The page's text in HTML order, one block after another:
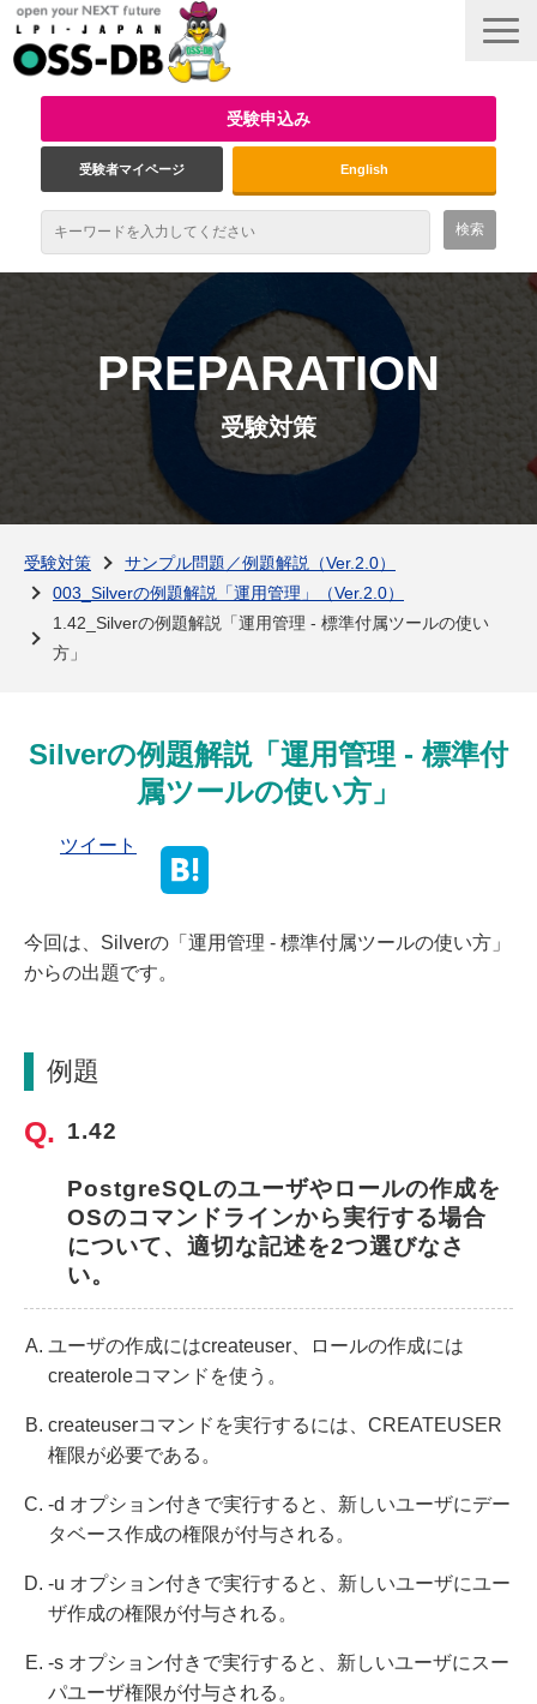
受験申込み
受験者マイページ English
試験概要
資格取得のメリット
受験対策
PREPARATION
受験対策
受験対策
サンプル問題／例題解説（Ver.2.0）
003_Silverの例題解説「運用管理」（Ver.2.0）
1.42_Silverの例題解説「運用管理 - 標準付属ツールの使い
方」
Silverの例題解説「運用管理 - 標準付
属ツールの使い方」
ツイート
今回は、Silverの「運用管理 - 標準付属ツールの使い方」
からの出題です。
例題
1.42
PostgreSQLのユーザやロールの作成を
OSのコマンドラインから実行する場合
について、適切な記述を2つ選びなさ
い。
ユーザの作成にはcreateuser、ロールの作成には
createroleコマンドを使う。
createuserコマンドを実行するには、CREATEUSER
権限が必要である。
-d オプション付きで実行すると、新しいユーザにデー
タベース作成の権限が付与される。
-u オプション付きで実行すると、新しいユーザにユー
ザ作成の権限が付与される。
-s オプション付きで実行すると、新しいユーザにスー
パユーザ権限が付与される。